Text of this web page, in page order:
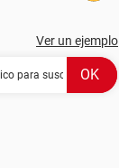
Ver un ejemplo